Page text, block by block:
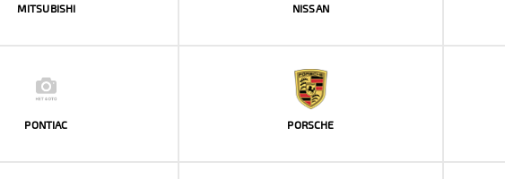
MITSUBISHI NISSAN
PONTIAC PORSCHE